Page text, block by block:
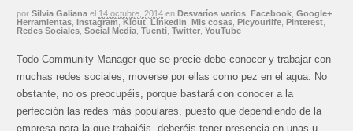
por Silvia Galiana el 14 octubre, 2014 en Desvaríos varios ,Facebook ,Google+
Herramientas ,Instagram,Klout,LinkedIn ,Mis cosas ,Picyourlife ,Pinterest
Redes Sociales ,Social Media ,Tuenti ,Twitter ,YouTube
Todo Community Manager que se precie debe conocer y trabajar con
muchas redes sociales, moverse por ellas como pez en el agua. No
obstante, no os preocupéis, porque bastará con conocer a la
perfección las redes más populares, puesto que dependiendo de la
empresa para la que trabajéis, deberéis tener presencia en unas u